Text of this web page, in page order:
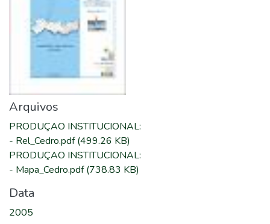
Arquivos
PRODUÇAO INSTITUCIONAL:
- Rel_Cedro.pdf(499.26 KB)
PRODUÇAO INSTITUCIONAL:
- Mapa_Cedro.pdf(738.83 KB)
Data
2005